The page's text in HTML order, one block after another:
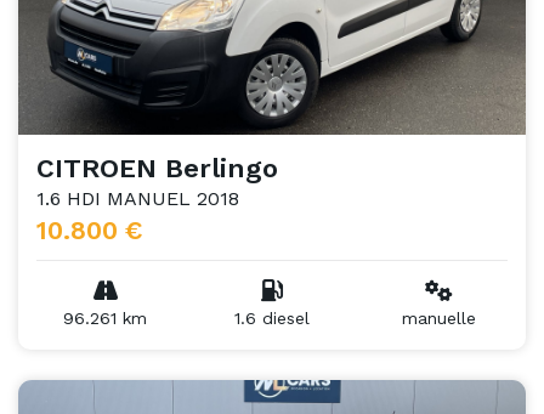
CITROEN Berlingo
1.6 HDI MANUEL 2018
10.800 €
96.261 km 1.6 diesel manuelle